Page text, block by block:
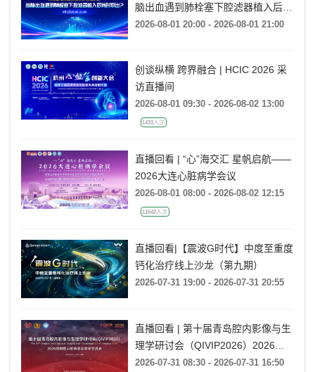
脑出血遇到肺栓塞下腔滤器植入后何
时取出?
2026-08-01 20:00 - 2026-08-01 21:00
创谈纵横 跨界融合 | HCIC 2026 采
访直播间
2026-08-01 09:30 - 2026-08-02 13:00
1433人次
直播回看 | “心”海交汇 星帆启航——
2026大连心脏病学会议
2026-08-01 08:00 - 2026-08-02 12:15
11642人次
直播回看|【震波G时代】中度至重度
钙化治疗线上沙龙（第九期）
2026-07-31 19:00 - 2026-07-31 20:55
直播回看 | 第十届青岛腔内影像与生
理学研讨会（QIVIP2026）2026结
构性心脏病青岛学术交流会
2026-07-31 08:30 - 2026-07-31 16:50